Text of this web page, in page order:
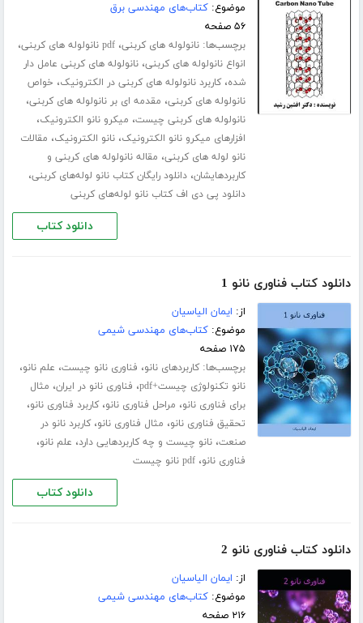
موضوع:کتاب‌های مهندسی برق
۵۶ صفحه
برچسب‌ها:نانولوله های کربنی،pdf نانولوله های کربنی ،
انواع نانولوله های کربنی،نانولوله های کربنی عامل دار
شده،کاربرد نانولوله های کربنی در الکترونیک، خواص
نانولوله های کربنی، مقدمه ای بر نانولوله های کربنی،
نانولوله های کربنی چیست، میکرو نانو الکترونیک،
افزارهای میکرو نانو الکترونیک،نانو الکترونیک، مقالات
نانو لوله های کربنی، مقاله نانولوله های کربنی و
کاربردهایشان،دانلود رایگان کتاب نانو لوله‌های کربنی،
دانلود پی دی اف کتاب نانو لوله‌های کربنی
دانلود کتاب
دانلود کتاب فناوری نانو 1
از: ایمان الیاسیان
موضوع:کتاب‌های مهندسی شیمی
۱۷۵ صفحه
برچسب‌ها:کاربردهای نانو، فناوری نانو چیست، علم نانو،
نانو تکنولوژی چیست+pdf ، فناوری نانو در ایران، مثال
برای فناوری نانو، مراحل فناوری نانو،کاربرد فناوری نانو،
تحقیق فناوری نانو، مثال فناوری نانو،کاربرد نانو در
صنعت،نانو چیست و چه کاربردهایی دارد، علم نانو،
فناوری نانو،pdf نانو چیست
دانلود کتاب
دانلود کتاب فناوری نانو 2
از: ایمان الیاسیان
موضوع:کتاب‌های مهندسی شیمی
۲۱۶ صفحه